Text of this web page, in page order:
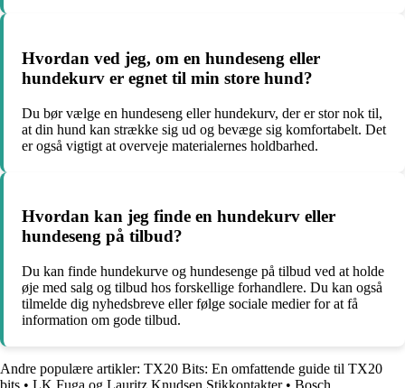
Hvordan ved jeg, om en hundeseng eller
hundekurv er egnet til min store hund?
Du bør vælge en hundeseng eller hundekurv, der er stor nok til,
at din hund kan strække sig ud og bevæge sig komfortabelt. Det
er også vigtigt at overveje materialernes holdbarhed.
Hvordan kan jeg finde en hundekurv eller
hundeseng på tilbud?
Du kan finde hundekurve og hundesenge på tilbud ved at holde
øje med salg og tilbud hos forskellige forhandlere. Du kan også
tilmelde dig nyhedsbreve eller følge sociale medier for at få
information om gode tilbud.
Andre populære artikler: TX20 Bits: En omfattende guide til TX20
bits • LK Fuga og Lauritz Knudsen Stikkontakter• Bosch